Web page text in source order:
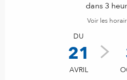
dans 3
Voir les
DU
21
AVRIL